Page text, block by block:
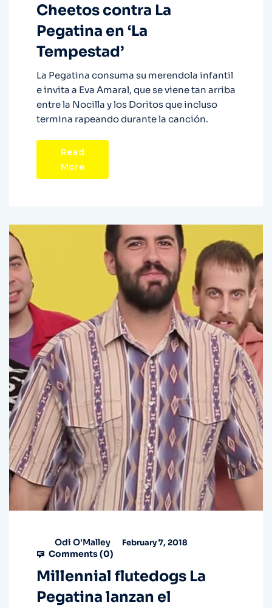
Cheetos contra La
Pegatina en ‘La
Tempestad’
La Pegatina consuma su merendola infantil
e invita a Eva Amaral, que se viene tan arriba
entre la Nocilla y los Doritos que incluso
termina rapeando durante la canción.
Read
More
Odi O'Malley February 7, 2018
Comments (0)
Millennial flutedogs La
Pegatina lanzan el